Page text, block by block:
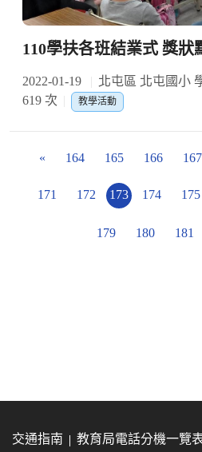
110學扶各班結業式 獎狀
2022-01-19 北屯區 北屯國小
619 次
教學活動
« 164 165 166 167
171 172 173 174 175
179 180 181
交通指南 教育局電話分機一覽